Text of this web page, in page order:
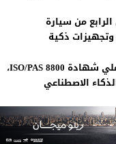
من سيارة
جيلي اول شركة تحصل علي شهادة ISO/PAS 8800،
الاصطناعي